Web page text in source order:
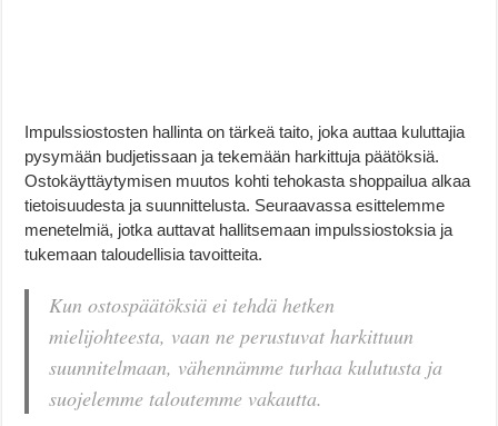
Impulssiostosten hallinta on tärkeä taito, joka auttaa kuluttajia
pysymään budjetissaan ja tekemään harkittuja päätöksiä.
Ostokäyttäytymisen muutos kohti tehokasta shoppailua alkaa
tietoisuudesta ja suunnittelusta. Seuraavassa esittelemme
menetelmiä, jotka auttavat hallitsemaan impulssiostoksia ja
tukemaan taloudellisia tavoitteita.
Kun ostospäätöksiä ei tehdä hetken
mielijohteesta, vaan ne perustuvat harkittuun
suunnitelmaan, vähennämme turhaa kulutusta ja
suojelemme taloutemme vakautta.